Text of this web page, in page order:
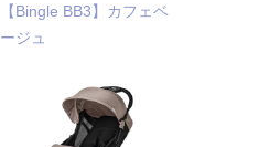
【Bingle BB3】カフェベ
ージュ